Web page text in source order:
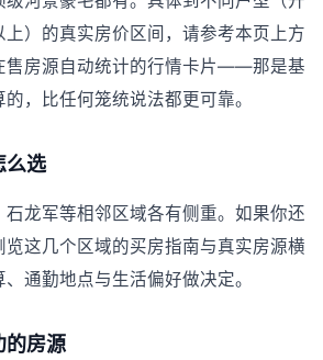
）的真实房价区间，请参考本页上方
售房源自动统计的行情卡片——那是基
，比任何笼统说法都更可靠。
么选
龙军等相邻区域各有侧重。如果你还
这几个区域的买房指南与真实房源横
通勤地点与生活偏好做决定。
的房源